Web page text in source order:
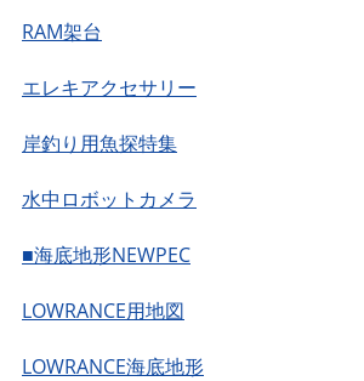
RAM架台
エレキアクセサリー
岸釣り用魚探特集
水中ロボットカメラ
■海底地形NEWPEC
LOWRANCE用地図
LOWRANCE海底地形